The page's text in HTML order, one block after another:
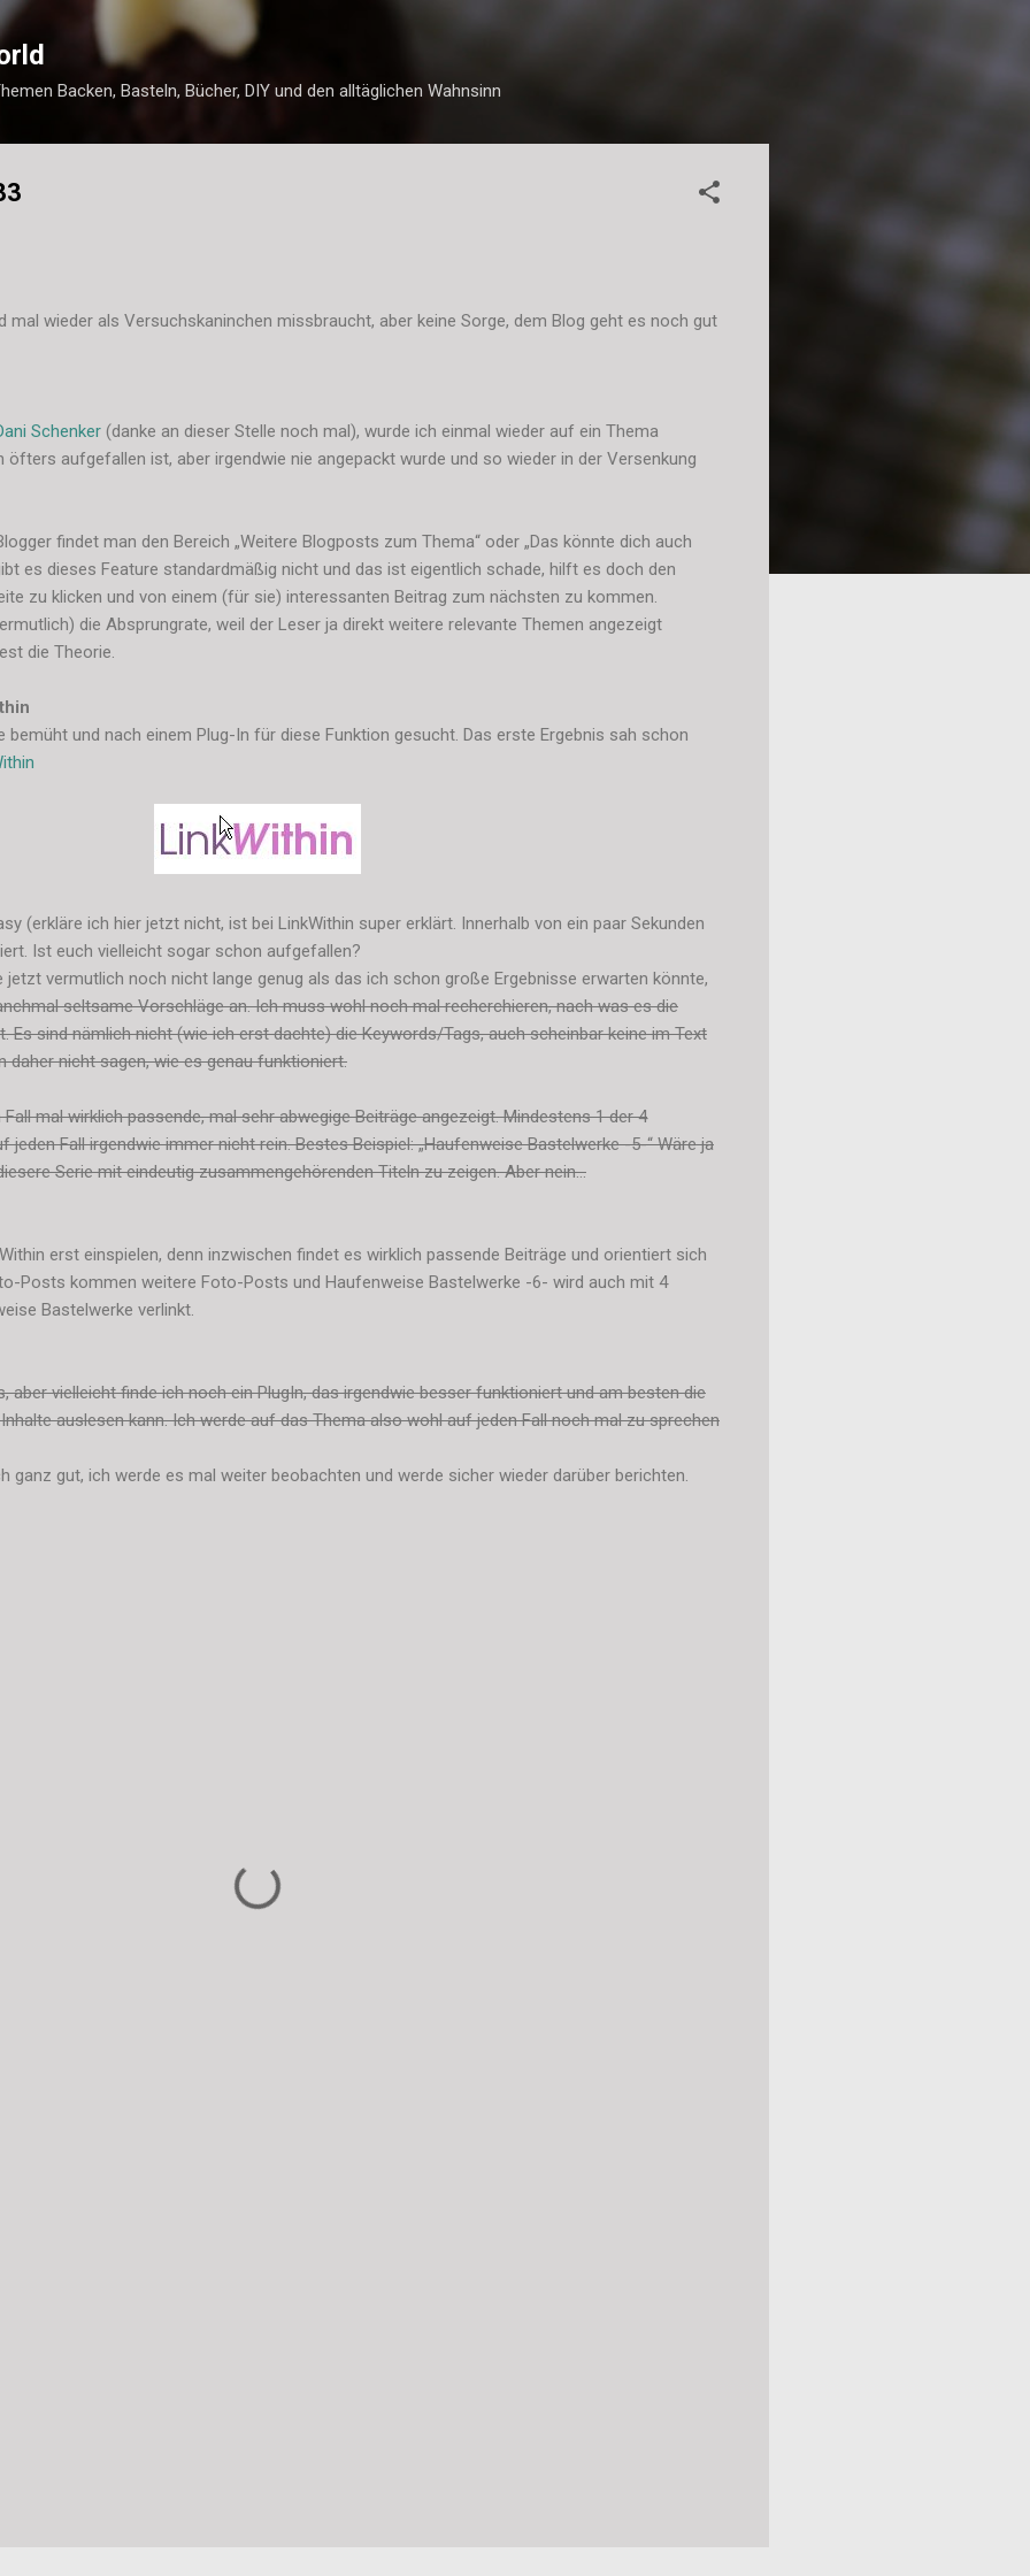
Direkt zum Hauptbereich
Backen, Basteln, Bücher, DIY und den alltäglichen Wahnsinn
mal wieder als Versuchskaninchen missbraucht, aber keine Sorge, dem Blog geht es noch gut
Schenker (danke an dieser Stelle noch mal), wurde ich einmal wieder auf ein Thema
aufgefallen ist, aber irgendwie nie angepackt wurde und so wieder in der Versenkung
findet man den Bereich „Weitere Blogposts zum Thema“ oder „Das könnte dich auch
es dieses Feature standardmäßig nicht und das ist eigentlich schade, hilft es doch den
zu klicken und von einem (für sie) interessanten Beitrag zum nächsten zu kommen.
die Absprungrate, weil der Leser ja direkt weitere relevante Themen angezeigt
die Theorie.
bemüht und nach einem Plug-In für diese Funktion gesucht. Das erste Ergebnis sah schon
(erkläre ich hier jetzt nicht, ist bei LinkWithin super erklärt. Innerhalb von ein paar Sekunden
Ist euch vielleicht sogar schon aufgefallen?
vermutlich noch nicht lange genug als das ich schon große Ergebnisse erwarten könnte,
seltsame Vorschläge an. Ich muss wohl noch mal recherchieren, nach was es die
Es sind nämlich nicht (wie ich erst dachte) die Keywords/Tags, auch scheinbar keine im Text
daher nicht sagen, wie es genau funktioniert.
mal wirklich passende, mal sehr abwegige Beiträge angezeigt. Mindestens 1 der 4
Fall irgendwie immer nicht rein. Bestes Beispiel: „Haufenweise Bastelwerke -5-“ Wäre ja
Serie mit eindeutig zusammengehörenden Titeln zu zeigen. Aber nein...
erst einspielen, denn inzwischen findet es wirklich passende Beiträge und orientiert sich
Posts kommen weitere Foto-Posts und Haufenweise Bastelwerke -6- wird auch mit 4
Bastelwerke verlinkt.
aber vielleicht finde ich noch ein PlugIn, das irgendwie besser funktioniert und am besten die
auslesen kann. Ich werde auf das Thema also wohl auf jeden Fall noch mal zu sprechen
ganz gut, ich werde es mal weiter beobachten und werde sicher wieder darüber berichten.